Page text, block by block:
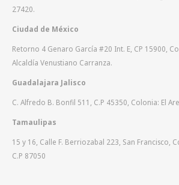
27420.
Ciudad de México
Retorno 4 Genaro García #20 Int. E, CP 15900,
Alcaldía Venustiano Carranza.
Guadalajara Jalisco
C. Alfredo B. Bonfil 511, C.P 45350, Colonia: El
Tamaulipas
15 y 16, Calle F. Berriozabal 223, San Francisco,
C.P 87050